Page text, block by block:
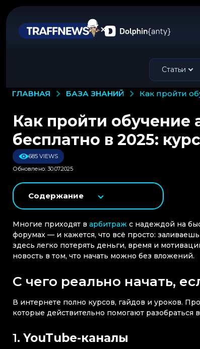
Статьи
ГЛАВНАЯ БАЗА ЗНАНИЙ как пройти
Как пройти обучение
бесплатно в 2025:
685 VIEWS
Обновлено: 30.07.2025
Содержание
Многие приходят в арбитраж с надеждой на
форумах — и кажется, что всё просто:
здесь легко потерять деньги, время и
новость в том, что начать можно без вложений.
С чего реально начать,
В интернете полно курсов, гайдов и уроков.
которые действительно помогают разобраться
1. YouTube-каналы